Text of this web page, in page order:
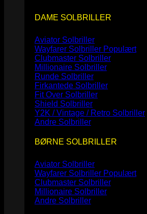
DAME SOLBRILLER
Aviator Solbriller
Wayfarer Solbriller
Clubmaster Solbriller
Millionaire Solbriller
Runde Solbriller
Firkantede Solbriller
Fit Over Solbriller
Shield Solbriller
Y2K / Vintage / Retro Solbriller
Andre Solbriller
BØRNE SOLBRILLER
Aviator Solbriller
Wayfarer Solbriller
Clubmaster Solbriller
Millionaire Solbriller
Andre Solbriller